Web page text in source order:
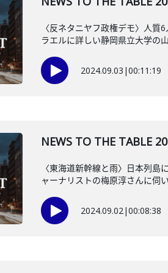
〈反ネタニヤフ政権デモ〉人
ラエルに詳しい静岡県立大学の
2024.09.03 |00:11:19
NEWS TO THE TABLE
〈東海道新幹線と雨〉日本列
ャーナリストの梅原淳さんに伺
2024.09.02|00:08:38